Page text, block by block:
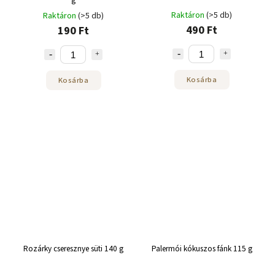
Raktáron (>5 db)
190 Ft
Kosárba
Raktáron (>5 db)
490 Ft
Kosárba
Rozárky cseresznye süti 140 g Palermói kókuszos fánk 115 g